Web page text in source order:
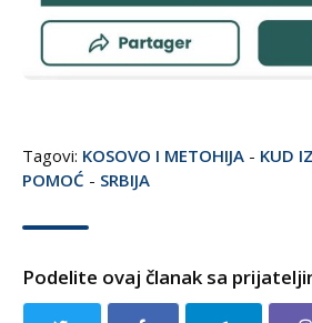
Tagovi: KOSOVO I METOHIJA - KUD
POMOĆ - SRBIJA
Podelite ovaj članak sa